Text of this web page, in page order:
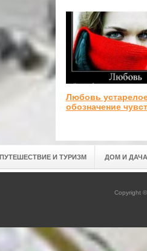
Любовь
обозначение
ПУТЕШЕСТВИЕ И ТУРИЗМ ДОМ И ДАЧА
Copyright